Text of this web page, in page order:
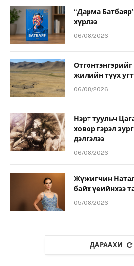
“Дарма
хүрлээ
06/08/2026
жилийн түүх
06/08/2026
Нэрт туульч
ховор гэрэл
дэлгэлээ
06/08/2026
Жүжигчин
байх үеийнхээ
05/08/2026
ДАРААХИ